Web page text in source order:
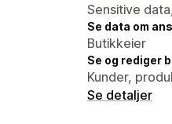
Sensitive
Se data om
Butikkeier
Se og rediger
Kunder,
Se detaljer